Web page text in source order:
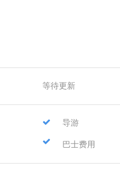
等待更新
导游
巴士费用